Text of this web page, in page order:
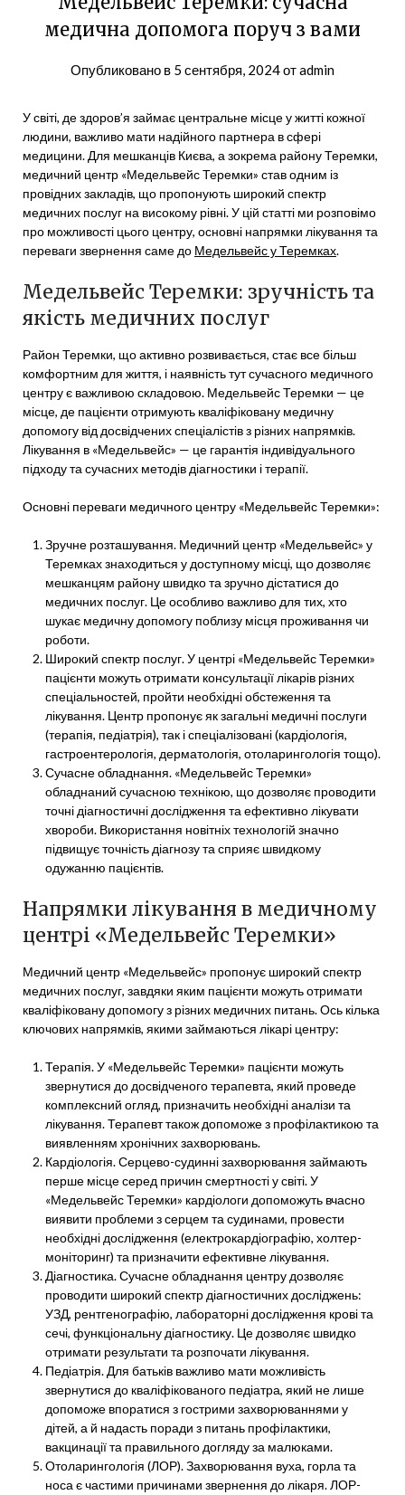
медична допомога поруч з вами
Опубликовано в 5 сентября, 2024отadmin
У світі, де здоров’я займає центральне місце у житті кожної
людини, важливо мати надійного партнера в сфері
медицини. Для мешканців Києва, а зокрема району Теремки,
медичний центр «Медельвейс Теремки» став одним із
провідних закладів, що пропонують широкий спектр
медичних послуг на високому рівні. У цій статті ми розповімо
про можливості цього центру, основні напрямки лікування та
переваги звернення саме до Медельвейс у Теремках.
Медельвейс Теремки: зручність та
якість медичних послуг
Район Теремки, що активно розвивається, стає все більш
комфортним для життя, і наявність тут сучасного медичного
центру є важливою складовою. Медельвейс Теремки — це
місце, де пацієнти отримують кваліфіковану медичну
допомогу від досвідчених спеціалістів з різних напрямків.
Лікування в «Медельвейс» — це гарантія індивідуального
підходу та сучасних методів діагностики і терапії.
Основні переваги медичного центру «Медельвейс Теремки»:
Зручне розташування. Медичний центр «Медельвейс» у
Теремках знаходиться у доступному місці, що дозволяє
мешканцям району швидко та зручно дістатися до
медичних послуг. Це особливо важливо для тих, хто
шукає медичну допомогу поблизу місця проживання чи
роботи.
Широкий спектр послуг. У центрі «Медельвейс Теремки»
пацієнти можуть отримати консультації лікарів різних
спеціальностей, пройти необхідні обстеження та
лікування. Центр пропонує як загальні медичні послуги
(терапія, педіатрія), так і спеціалізовані (кардіологія,
гастроентерологія, дерматологія, отоларингологія тощо).
Сучасне обладнання. «Медельвейс Теремки»
обладнаний сучасною технікою, що дозволяє проводити
точні діагностичні дослідження та ефективно лікувати
хвороби. Використання новітніх технологій значно
підвищує точність діагнозу та сприяє швидкому
одужанню пацієнтів.
Напрямки лікування в медичному
центрі «Медельвейс Теремки»
Медичний центр «Медельвейс» пропонує широкий спектр
медичних послуг, завдяки яким пацієнти можуть отримати
кваліфіковану допомогу з різних медичних питань. Ось кілька
ключових напрямків, якими займаються лікарі центру:
Терапія. У «Медельвейс Теремки» пацієнти можуть
звернутися до досвідченого терапевта, який проведе
комплексний огляд, призначить необхідні аналізи та
лікування. Терапевт також допоможе з профілактикою та
виявленням хронічних захворювань.
Кардіологія. Серцево-судинні захворювання займають
перше місце серед причин смертності у світі. У
«Медельвейс Теремки» кардіологи допоможуть вчасно
виявити проблеми з серцем та судинами, провести
необхідні дослідження (електрокардіографію, холтер-
моніторинг) та призначити ефективне лікування.
Діагностика. Сучасне обладнання центру дозволяє
проводити широкий спектр діагностичних досліджень:
УЗД, рентгенографію, лабораторні дослідження крові та
сечі, функціональну діагностику. Це дозволяє швидко
отримати результати та розпочати лікування.
Педіатрія. Для батьків важливо мати можливість
звернутися до кваліфікованого педіатра, який не лише
допоможе впоратися з гострими захворюваннями у
дітей, а й надасть поради з питань профілактики,
вакцинації та правильного догляду за малюками.
Отоларингологія (ЛОР). Захворювання вуха, горла та
носа є частими причинами звернення до лікаря. ЛОР-